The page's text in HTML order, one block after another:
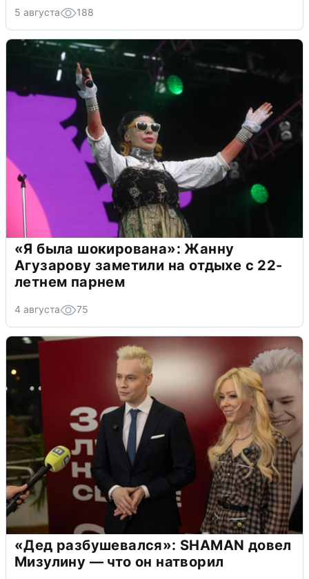
5 августа 188
«Я была шокирована»: Жанну
Агузарову заметили на отдыхе с 22-
летнем парнем
4 августа 75
«Дед разбушевался»: SHAMAN довел
Мизулину — что он натворил